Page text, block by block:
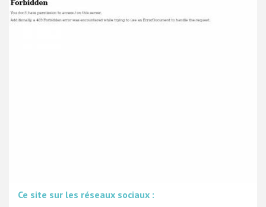
Ce site sur les réseaux sociaux :